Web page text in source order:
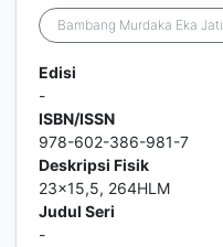
Bambang Murdaka Eka Jati
Edisi
-
ISBN/ISSN
978-602-386-981-7
Deskripsi Fisik
23x15,5, 264HLM
Judul Seri
-